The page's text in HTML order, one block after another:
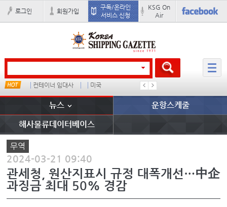
로그인 회원가입
구독/온라인
서비스 신청
KSG On
Air
컨테이너 임대사 미국
뉴스 운항스케줄
해사물류데이터베이스
무역
2024-03-21 09:40
관세청, 원산지표시 규정 대폭개선…中企
과징금 최대 50% 경감